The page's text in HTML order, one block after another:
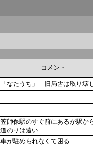
コメント
「なたうち」 旧局舎は取り壊
笠師保駅のすぐ前にあるが駅か
道のりは遠い
車が駐められなくて困る